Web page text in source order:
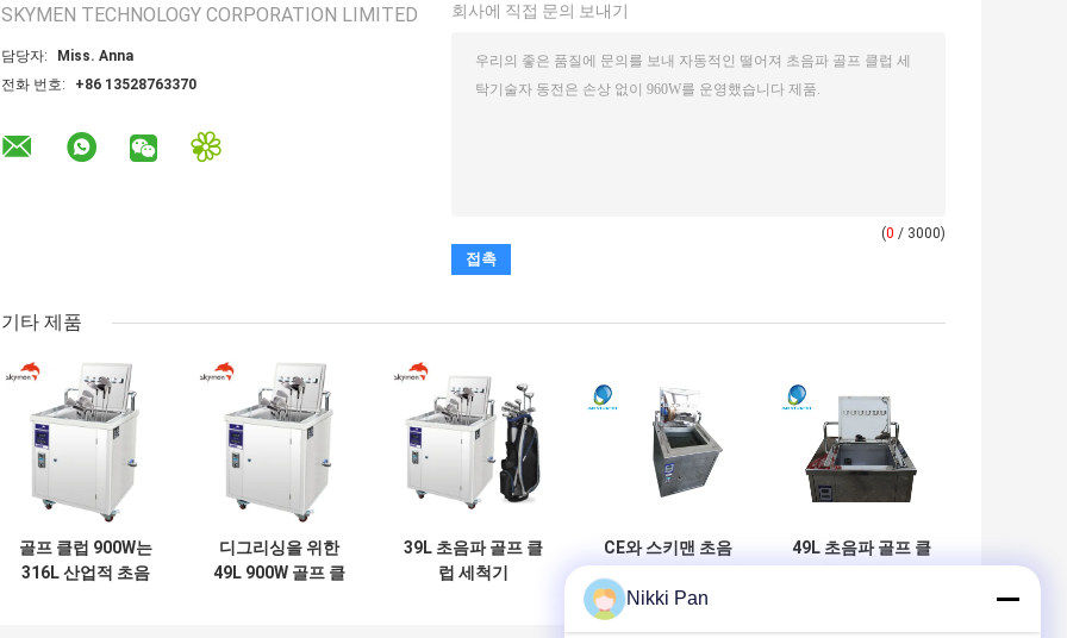
SKYMEN TECHNOLOGY CORPORATION LIMITED
담당자:
Miss. Anna
전화 번호:
+86 13528763370
회사에 직접 문의 보내기
(0 / 3000)
기타 제품
골프 클럽 900W는
316L 산업적 초음
디그리싱을 위한
49L 900W 골프 클
39L 초음파 골프 클
럽 세척기
CE와 스키맨 초음
기계 960W는 증명
49L 초음파 골프 클
Nikki Pan